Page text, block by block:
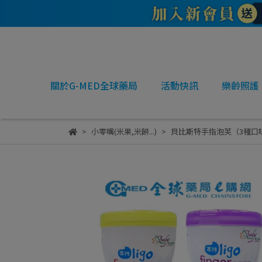
關於G-MED全球藥局 活動快訊 樂齡照護
小零嘴(米果,米餅...) 貝比斯特手指泡芙（3種口